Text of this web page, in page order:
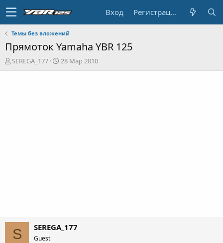
Вход Регистрация
Темы без вложений
Прямоток Yamaha YBR 125
А
в
SEREGA_177
Д
а
28 Мар 2010
S SEREGA_177
Guest